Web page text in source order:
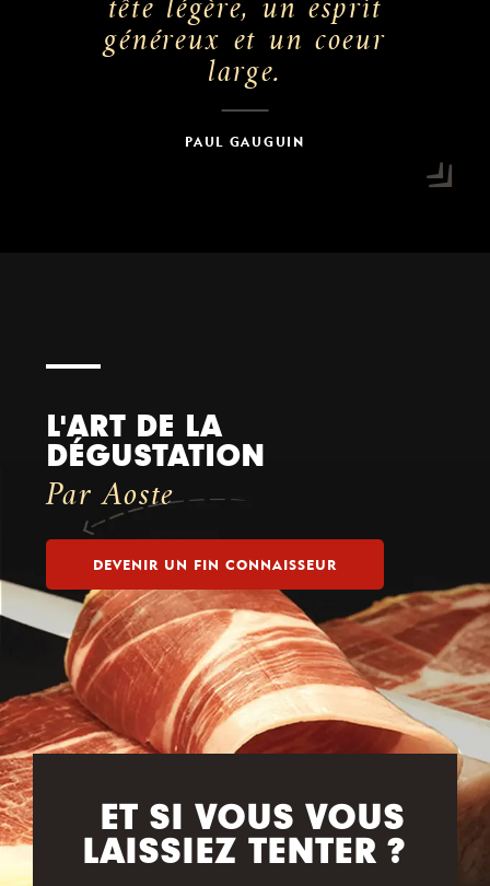
tête légère, un esprit
généreux et un coeur
large.
PAUL GAUGUIN
L'ART DE LA
DÉGUSTATION
Par Aoste
DEVENIR UN FIN CONNAISSEUR
ET SI VOUS VOUS
LAISSIEZ TENTER ?